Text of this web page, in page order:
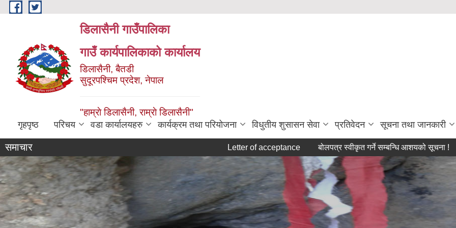
Skip to main content
डिलासैनी गाउँपालिका
गाउँ कार्यपालिकाको कार्यालय
डिलासैनी, बैतडी
सुदूरपश्चिम प्रदेश, नेपाल
"हाम्राे डिलासैनी, राम्राे डिलासैनी"
गृहपृष्ठ परिचय वडा कार्यालयहरु कार्यक्रम तथा परियोजना विधुतीय शुसासन सेवा प्रतिवेदन सूचना तथा जानकारी
समाचार Letter of acceptance बोलपत्र स्वीकृत गर्ने सम्बन्धि आशयको सूचना !